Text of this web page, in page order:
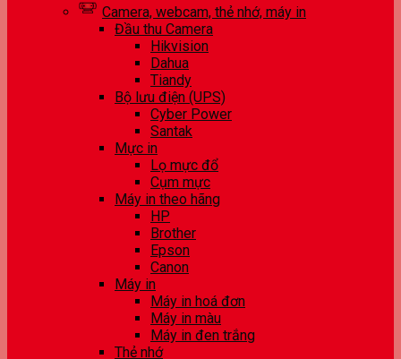
Camera, webcam, thẻ nhớ, máy in
Đầu thu Camera
Hikvision
Dahua
Tiandy
Bộ lưu điện (UPS)
Cyber Power
Santak
Mực in
Lọ mực đổ
Cụm mực
Máy in theo hãng
HP
Brother
Epson
Canon
Máy in
Máy in hoá đơn
Máy in màu
Máy in đen trắng
Thẻ nhớ